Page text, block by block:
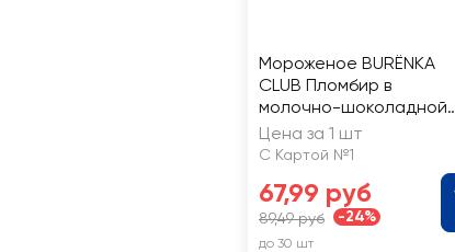
Мороженое BURЁNKA
CLUB Пломбир в
молочно-шоколадной
глазури 15%, без змж,
эскимо
Цена за 1 шт
С Картой №1
67,99 руб
89,49 руб -24%
до 30 шт